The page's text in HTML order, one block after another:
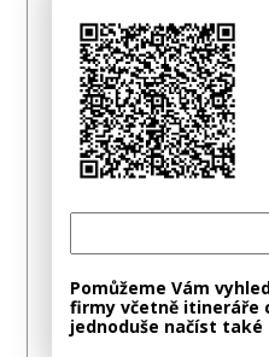
Pomůžeme Vám
firmy včetně itineráře
jednoduše načíst také